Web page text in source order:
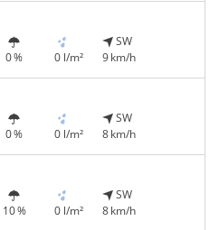
0 % 0 l/m²
SW
9 km/h
0 % 0 l/m²
SW
8 km/h
10 % 0 l/m²
SW
8 km/h